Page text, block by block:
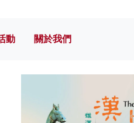
動 關於我們